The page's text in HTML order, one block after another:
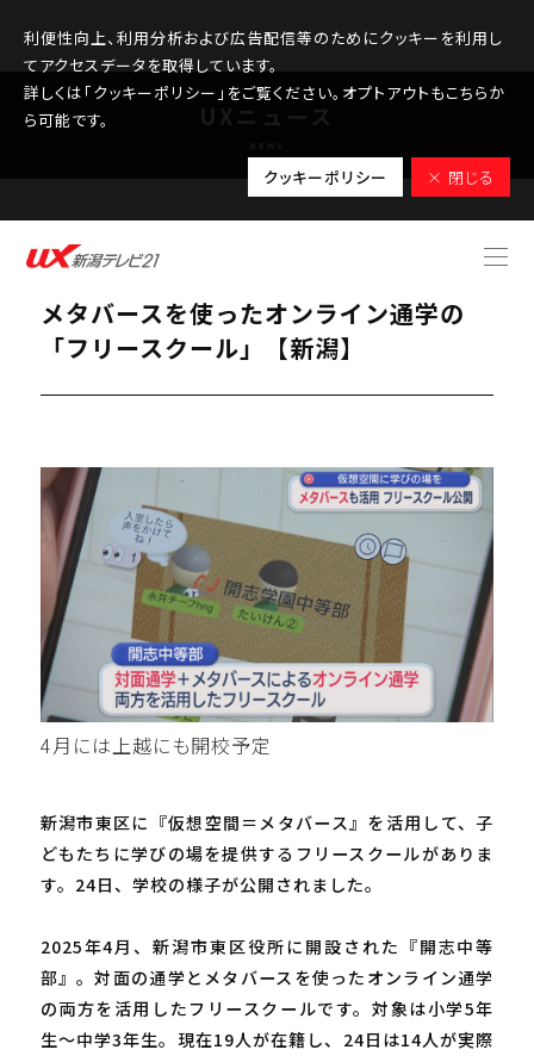
利便性向上、利用分析および広告配信等のためにクッキーを利用し
てアクセスデータを取得しています。
詳しくは「クッキーポリシー」をご覧ください。オプトアウトもこちらか
ら可能です。
クッキーポリシー × 閉じる
2026.02.24
子どもたちに学びの場を、対面の通学＆
メタバースを使ったオンライン通学の
「フリースクール」【新潟】
4月には上越にも開校予定
新潟市東区に『仮想空間＝メタバース』を活用して、子
どもたちに学びの場を提供するフリースクールがありま
す。24日、学校の様子が公開されました。
2025年4月、新潟市東区役所に開設された『開志中等
部』。対面の通学とメタバースを使ったオンライン通学
の両方を活用したフリースクールです。対象は小学5年
生～中学3年生。現在19人が在籍し、24日は14人が実際